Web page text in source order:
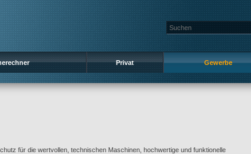
Privat Gewerbe
für die wertvollen, technischen Maschinen, hochwertige und funktionelle